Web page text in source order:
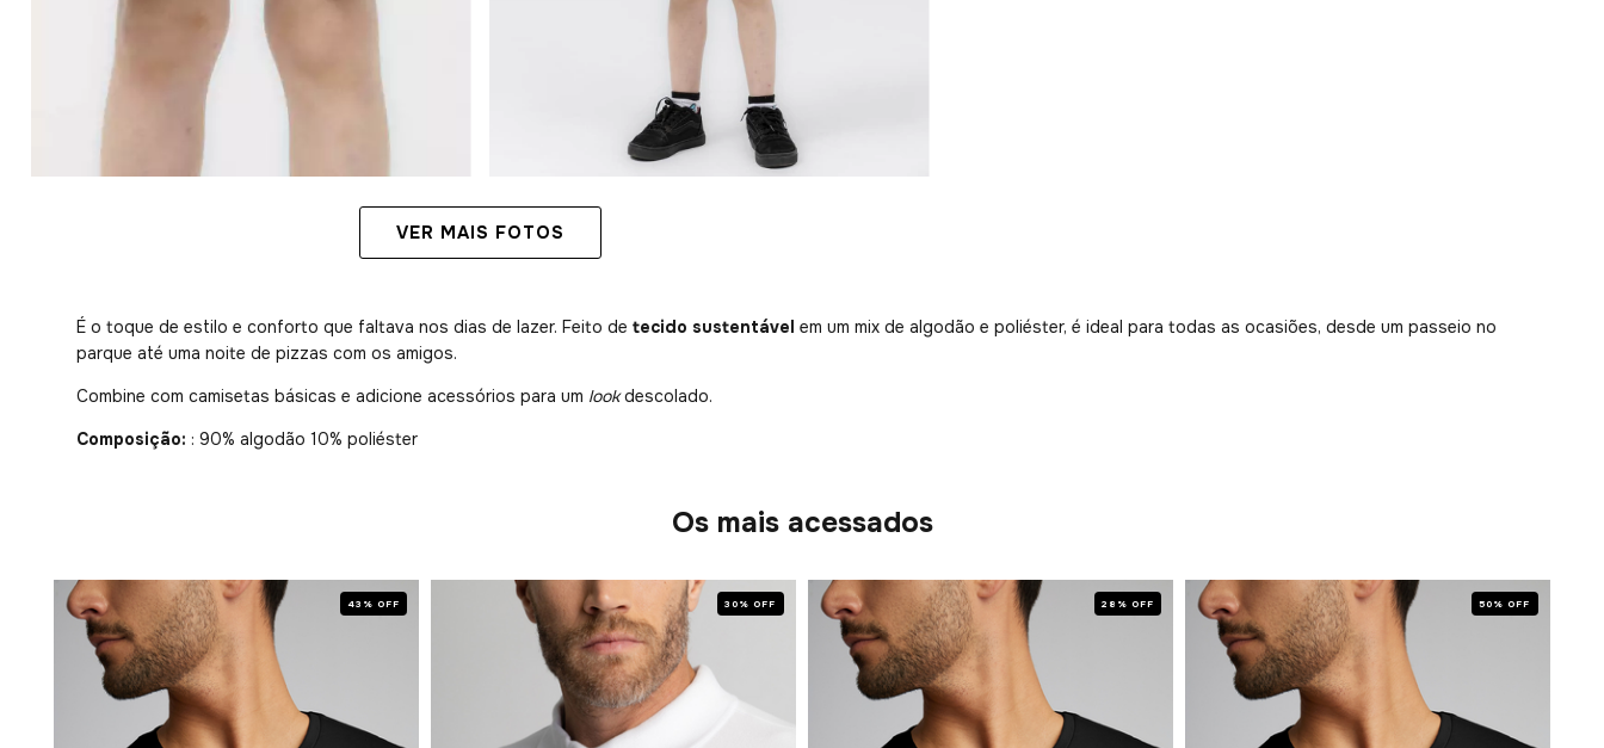
VER MAIS FOTOS
É o toque de estilo e conforto que faltava nos dias de lazer. Feito de tecido sustentável em um mix de algodão e poliéster, é ideal para todas as ocasiões, desde um passeio no
parque até uma noite de pizzas com os amigos.
Combine com camisetas básicas e adicione acessórios para um lookdescolado.
Composição: : 90% algodão 10% poliéster
Os mais acessados
43% OFF 30% OFF 28% OFF 50% OFF